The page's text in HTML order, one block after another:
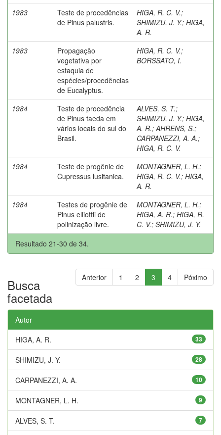
1983
Teste de procedências
de Pinus palustris.
HIGA, R. C. V.;
SHIMIZU, J. Y.; HIGA,
A. R.
1983
Propagação
vegetativa por
estaquia de
espécies/procedências
de Eucalyptus.
HIGA, R. C. V.;
BORSSATO, I.
1984
Teste de procedência
de Pinus taeda em
vários locais do sul do
Brasil.
ALVES, S. T.;
SHIMIZU, J. Y.; HIGA,
A. R.; AHRENS, S.;
CARPANEZZI, A. A.;
HIGA, R. C. V.
1984
Teste de progênie de
Cupressus lusitanica.
MONTAGNER, L. H.;
HIGA, R. C. V.; HIGA,
A. R.
1984
Testes de progênie de
Pinus elliottii de
polinização livre.
MONTAGNER, L. H.;
HIGA, A. R.; HIGA, R.
C. V.; SHIMIZU, J. Y.
Resultado 21-30 de 34.
Anterior 1 2 3 4 Póximo
Busca
facetada
Autor
33
HIGA, A. R.
28
SHIMIZU, J. Y.
10
CARPANEZZI, A. A.
9
MONTAGNER, L. H.
7
ALVES, S. T.